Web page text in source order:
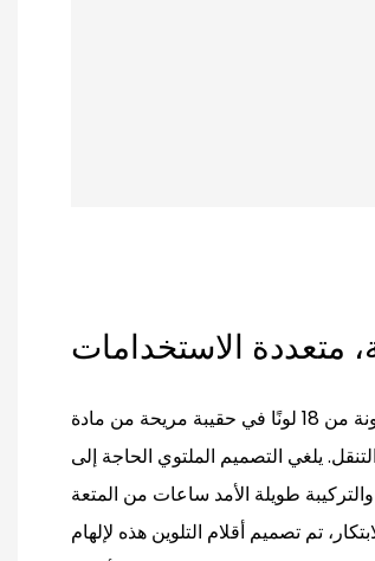
متعددة الاستخدامات
تأتي مجموعة أقلام التلوين الطويلة المكونة من 18 لونًا في حقيبة مريحة من مادة PVC، مما
يلغي التصميم الملتوي الحاجة إلى
طويلة الأمد ساعات من المتعة
تم تصميم أقلام التلوين هذه لإلهام